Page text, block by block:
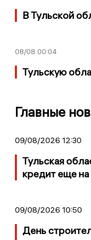
В Тульской
08/08 00:04
Тульскую
Главные
09/08/2026 12:30
Тульская
кредит еще
09/08/2026 10:50
День